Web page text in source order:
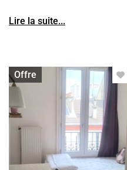
Lire la suite...
Offre
Chambre à louer